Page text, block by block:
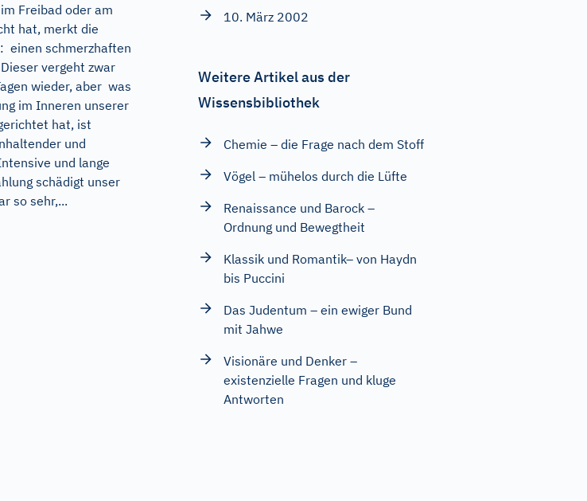
Freibad oder am
hat, merkt die
einen schmerzhaften
vergeht zwar
wieder, aber was
im Inneren unserer
hat, ist
und
und lange
schädigt unser
so sehr,...
10. März 2002
Weitere Artikel aus der
Wissensbibliothek
Chemie – die Frage nach dem Stoff
Vögel – mühelos durch die Lüfte
Renaissance und Barock –
Ordnung und Bewegtheit
Klassik und Romantik– von Haydn
bis Puccini
Das Judentum – ein ewiger Bund
mit Jahwe
Visionäre und Denker –
existenzielle Fragen und kluge
Antworten